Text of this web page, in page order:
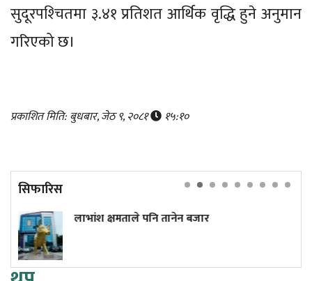
सुदूरपश्‍चितमा ३.४१ प्रतिशत आर्थिक वृद्धि हुने अनुमान
गरिएको छ।
प्रकाशित मिति: बुधबार, जेठ ९, २०८१ १५:१०
सिफारिस
क्षमताले पनि तानेन बजार